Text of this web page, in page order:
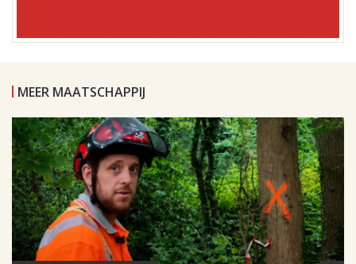
MEER MAATSCHAPPIJ